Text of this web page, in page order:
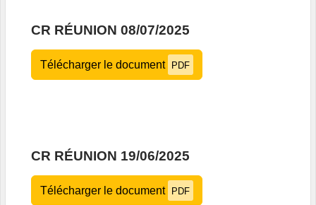
CR RÉUNION 08/07/2025
Télécharger le document PDF
CR RÉUNION 19/06/2025
Télécharger le document PDF